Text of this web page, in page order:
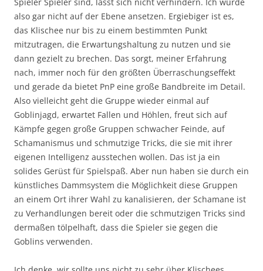
also gar nicht auf der Ebene ansetzen. Ergiebiger ist es,
das Klischee nur bis zu einem bestimmten Punkt
mitzutragen, die Erwartungshaltung zu nutzen und sie
dann gezielt zu brechen. Das sorgt, meiner Erfahrung
nach, immer noch für den größten Überraschungseffekt
und gerade da bietet PnP eine große Bandbreite im Detail.
Also vielleicht geht die Gruppe wieder einmal auf
Goblinjagd, erwartet Fallen und Höhlen, freut sich auf
Kämpfe gegen große Gruppen schwacher Feinde, auf
Schamanismus und schmutzige Tricks, die sie mit ihrer
eigenen Intelligenz ausstechen wollen. Das ist ja ein
solides Gerüst für Spielspaß. Aber nun haben sie durch ein
künstliches Dammsystem die Möglichkeit diese Gruppen
an einem Ort ihrer Wahl zu kanalisieren, der Schamane ist
zu Verhandlungen bereit oder die schmutzigen Tricks sind
dermaßen tölpelhaft, dass die Spieler sie gegen die
Goblins verwenden.